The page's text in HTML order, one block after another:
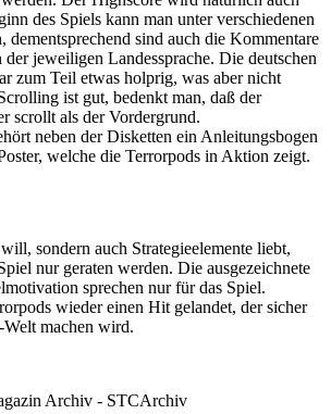
des Spiels kann man unter verschiedenen
dementsprechend sind auch die Kommentare
jeweiligen Landessprache. Die deutschen
zum Teil etwas holprig, was aber nicht
ist gut, bedenkt man, daß der
scrollt als der Vordergrund.
neben der Disketten ein Anleitungsbogen
welche die Terrorpods in Aktion zeigt.
sondern auch Strategieelemente liebt,
nur geraten werden. Die ausgezeichnete
sprechen nur für das Spiel.
wieder einen Hit gelandet, der sicher
machen wird.
Archiv - STCArchiv